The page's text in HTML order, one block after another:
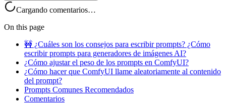
Cargando comentarios…
On this page
🚧 ¿Cuáles son los consejos para escribir prompts? ¿Cómo
escribir prompts para generadores de imágenes AI?
¿Cómo ajustar el peso de los prompts en ComfyUI?
¿Cómo hacer que ComfyUI llame aleatoriamente al contenido
del prompt?
Prompts Comunes Recomendados
Comentarios